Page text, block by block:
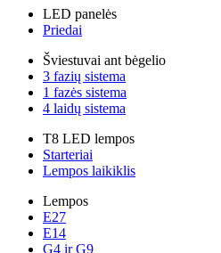
LED panelės
Priedai
Šviestuvai ant bėgelio
3 fazių sistema
1 fazės sistema
4 laidų sistema
T8 LED lempos
Starteriai
Lempos laikiklis
Lempos
E27
E14
G4 ir G9